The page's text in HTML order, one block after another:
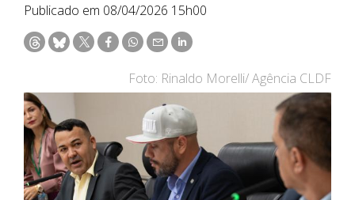
Publicado em 08/04/2026 15h00
Foto: Rinaldo Morelli/ Agência CLDF